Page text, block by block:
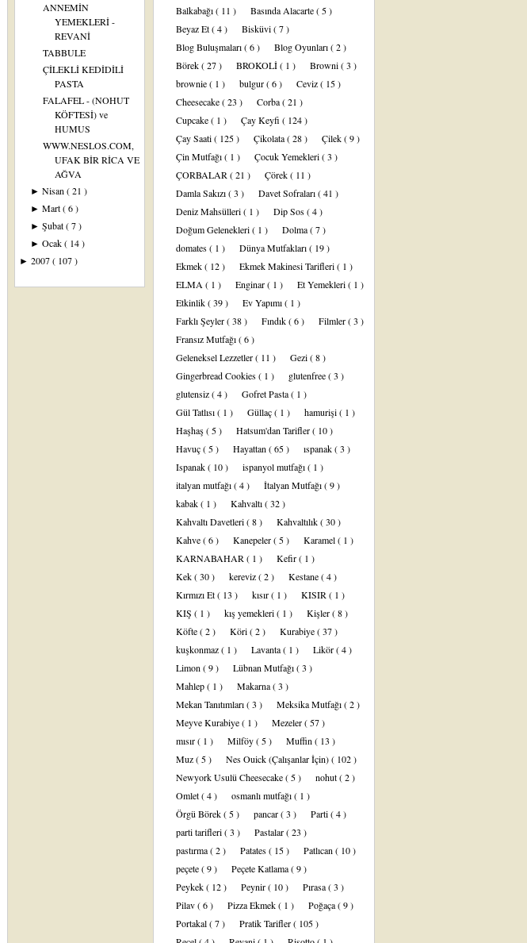
ANNEMİN
YEMEKLERİ -
REVANİ
TABBULE
ÇİLEKLİ KEDİDİLİ
PASTA
FALAFEL - (NOHUT
KÖFTESİ) ve
HUMUS
WWW.NESLOS.COM,
UFAK BİR RİCA VE
AĞVA
►Nisan( 21 )
►Mart( 6 )
►Şubat( 7 )
►Ocak( 14 )
► 2007( 107 )
Balkabağı( 11 ) Basında Alacarte( 5 )
Beyaz Et( 4 ) Bisküvi( 7 )
Blog Buluşmaları( 6 ) Blog Oyunları( 2 )
Börek( 27 ) BROKOLİ( 1 ) Browni( 3 )
brownie( 1 ) bulgur( 6 ) Ceviz( 15 )
Cheesecake( 23 ) Corba( 21 )
Cupcake( 1 ) Çay Keyfi ( 124 )
Çay Saati( 125 ) Çikolata( 28 ) Çilek( 9 )
Çin Mutfağı( 1 ) Çocuk Yemekleri( 3 )
ÇORBALAR ( 21 ) Çörek( 11 )
Damla Sakızı( 3 ) Davet Sofraları( 41 )
Deniz Mahsülleri( 1 ) Dip Sos( 4 )
Doğum Gelenekleri( 1 ) Dolma( 7 )
domates( 1 ) Dünya Mutfakları( 19 )
Ekmek( 12 ) Ekmek Makinesi Tarifleri( 1 )
ELMA ( 1 ) Enginar( 1 ) Et Yemekleri( 1 )
Etkinlik( 39 ) Ev Yapımı( 1 )
Farklı Şeyler( 38 ) Fındık( 6 ) Filmler( 3 )
Fransız Mutfağı( 6 )
Geleneksel Lezzetler( 11 ) Gezi( 8 )
Gingerbread Cookies( 1 ) glutenfree( 3 )
glutensiz( 4 ) Gofret Pasta( 1 )
Gül Tatlısı( 1 ) Güllaç( 1 ) hamurişi( 1 )
Haşhaş( 5 ) Hatsum'dan Tarifler( 10 )
Havuç( 5 ) Hayattan ( 65 ) ıspanak( 3 )
Ispanak( 10 ) ispanyol mutfağı( 1 )
italyan mutfağı( 4 ) İtalyan Mutfağı( 9 )
kabak( 1 ) Kahvaltı( 32 )
Kahvaltı Davetleri( 8 ) Kahvaltılık( 30 )
Kahve( 6 ) Kanepeler( 5 ) Karamel( 1 )
KARNABAHAR ( 1 ) Kefir( 1 )
Kek( 30 ) kereviz( 2 ) Kestane( 4 )
Kırmızı Et( 13 ) kısır( 1 ) KISIR ( 1 )
KIŞ ( 1 ) kış yemekleri( 1 ) Kişler( 8 )
Köfte( 2 ) Köri( 2 ) Kurabiye( 37 )
kuşkonmaz( 1 ) Lavanta( 1 ) Likör( 4 )
Limon ( 9 ) Lübnan Mutfağı( 3 )
Mahlep( 1 ) Makarna( 3 )
Mekan Tanıtımları( 3 ) Meksika Mutfağı( 2 )
Meyve Kurabiye( 1 ) Mezeler( 57 )
mısır( 1 ) Milföy( 5 ) Muffin ( 13 )
Muz( 5 ) Nes Ouick (Çalışanlar İçin)( 102 )
Newyork Usulü Cheesecake( 5 ) nohut( 2 )
Omlet( 4 ) osmanlı mutfağı( 1 )
Örgü Börek( 5 ) pancar( 3 ) Parti( 4 )
parti tarifleri( 3 ) Pastalar( 23 )
pastırma( 2 ) Patates( 15 ) Patlıcan ( 10 )
peçete( 9 ) Peçete Katlama( 9 )
Peykek( 12 ) Peynir( 10 ) Pırasa( 3 )
Pilav( 6 ) Pizza Ekmek( 1 ) Poğaça( 9 )
Portakal( 7 ) Pratik Tarifler( 105 )